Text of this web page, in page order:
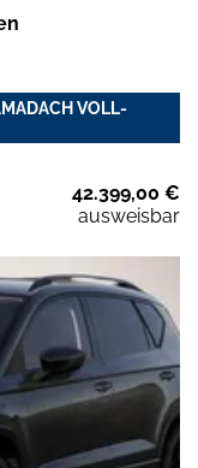
VOLL-
42.399,00 €
ausweisbar